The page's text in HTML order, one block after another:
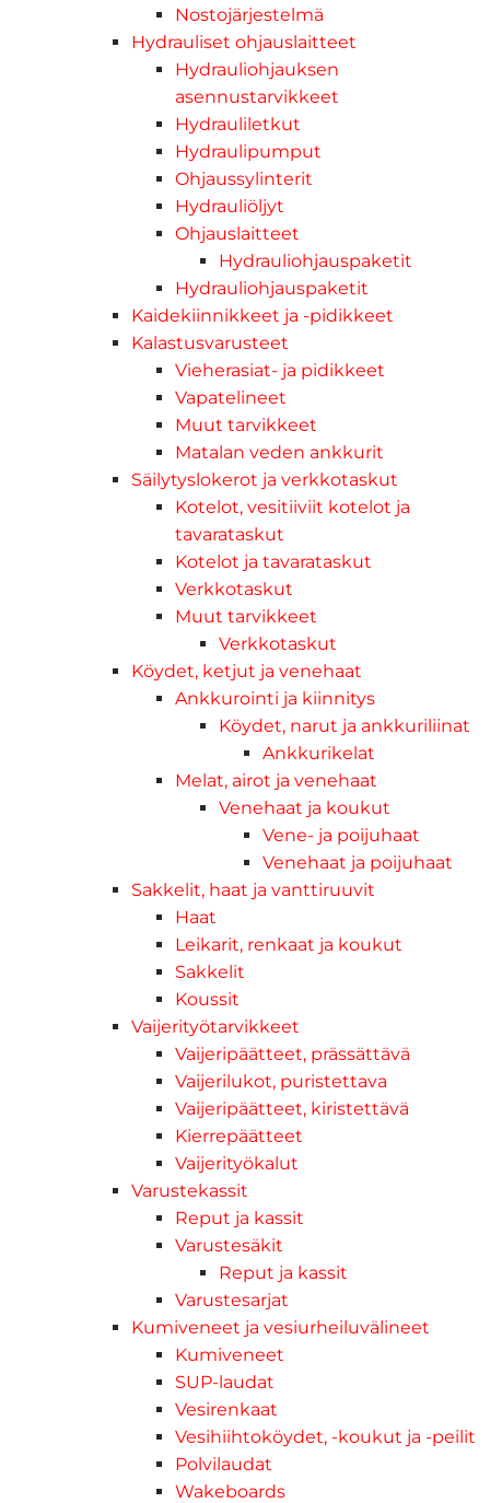
Nostojärjestelmä
Hydrauliset ohjauslaitteet
Hydrauliohjauksen
asennustarvikkeet
Hydrauliletkut
Hydraulipumput
Ohjaussylinterit
Hydrauliöljyt
Ohjauslaitteet
Hydrauliohjauspaketit
Hydrauliohjauspaketit
Kaidekiinnikkeet ja -pidikkeet
Kalastusvarusteet
Vieherasiat- ja pidikkeet
Vapatelineet
Muut tarvikkeet
Matalan veden ankkurit
Säilytyslokerot ja verkkotaskut
Kotelot, vesitiiviit kotelot ja
tavarataskut
Kotelot ja tavarataskut
Verkkotaskut
Muut tarvikkeet
Verkkotaskut
Köydet, ketjut ja venehaat
Ankkurointi ja kiinnitys
Köydet, narut ja ankkuriliinat
Ankkurikelat
Melat, airot ja venehaat
Venehaat ja koukut
Vene- ja poijuhaat
Venehaat ja poijuhaat
Sakkelit, haat ja vanttiruuvit
Haat
Leikarit, renkaat ja koukut
Sakkelit
Koussit
Vaijerityötarvikkeet
Vaijeripäätteet, prässättävä
Vaijerilukot, puristettava
Vaijeripäätteet, kiristettävä
Kierrepäätteet
Vaijerityökalut
Varustekassit
Reput ja kassit
Varustesäkit
Reput ja kassit
Varustesarjat
Kumiveneet ja vesiurheiluvälineet
Kumiveneet
SUP-laudat
Vesirenkaat
Vesihiihtoköydet, -koukut ja -peilit
Polvilaudat
Wakeboards